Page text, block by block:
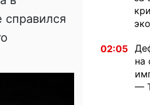
02:05
на
—